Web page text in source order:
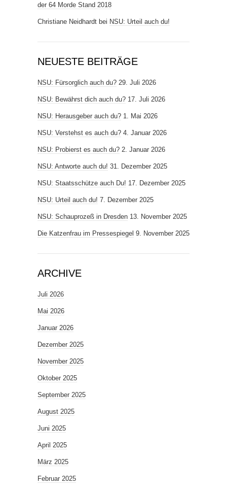
der 64 Morde Stand 2018
Christiane Neidhardt bei NSU: Urteil auch du!
NEUESTE BEITRÄGE
NSU: Fürsorglich auch du? 29. Juli 2026
NSU: Bewährst dich auch du? 17. Juli 2026
NSU: Herausgeber auch du? 1. Mai 2026
NSU: Verstehst es auch du? 4. Januar 2026
NSU: Probierst es auch du? 2. Januar 2026
NSU: Antworte auch du! 31. Dezember 2025
NSU: Staatsschütze auch Du! 17. Dezember 2025
NSU: Urteil auch du! 7. Dezember 2025
NSU: Schauprozeß in Dresden 13. November 2025
Die Katzenfrau im Pressespiegel 9. November 2025
ARCHIVE
Juli 2026
Mai 2026
Januar 2026
Dezember 2025
November 2025
Oktober 2025
September 2025
August 2025
Juni 2025
April 2025
März 2025
Februar 2025